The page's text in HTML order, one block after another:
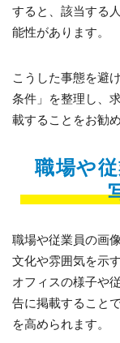
すると、該当する
能性があります。
こうした事態を避
条件」を整理し、
載することをお勧め
職場や
職場や従業員の画
文化や雰囲気を示
オフィスの様子や
告に掲載すること
を高められます。